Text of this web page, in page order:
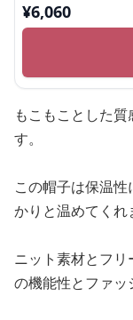
¥6,060
もこもことした
す。
この帽子は保温
かりと温めてくれ
ニット素材とフ
の機能性とファッ